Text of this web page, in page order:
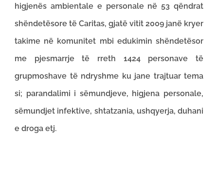
higjenës ambientale e personale në 53 qëndrat
shëndetësore të Caritas, gjatë vitit 2009 janë kryer
takime në komunitet mbi edukimin shëndetësor
me pjesmarrje të rreth 1424 personave të
grupmoshave të ndryshme ku jane trajtuar tema
si; parandalimi i sëmundjeve, higjena personale,
sëmundjet infektive, shtatzania, ushqyerja, duhani
e droga etj.